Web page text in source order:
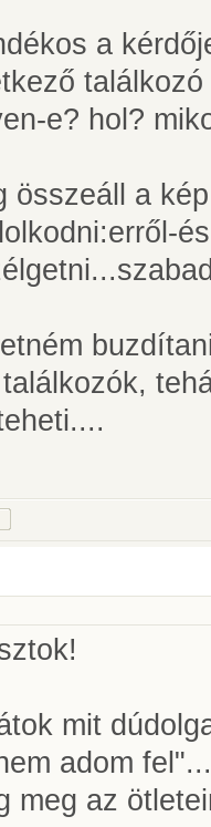
a
e? hol?
összeáll a
mit
adom
meg az